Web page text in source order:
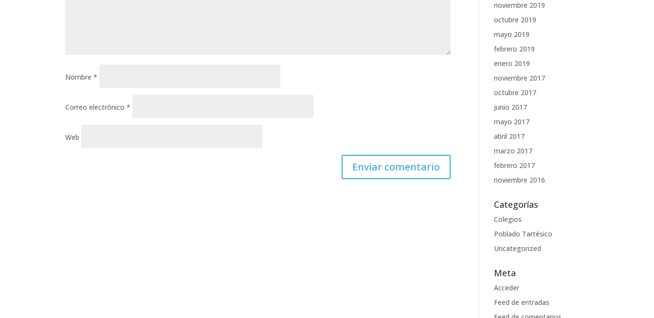
Nombre*
Correo electrónico*
Web
noviembre 2019
octubre 2019
mayo 2019
febrero 2019
enero 2019
noviembre 2017
octubre 2017
junio 2017
mayo 2017
abril 2017
marzo 2017
febrero 2017
noviembre 2016
Categorías
Colegios
Poblado Tartésico
Uncategorized
Meta
Acceder
Feed de entradas